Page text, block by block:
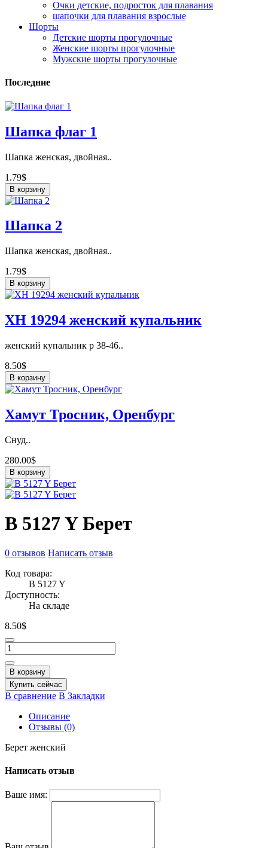
Очки детские, подросток для плавания
шапочки для плавания взрослые
Шорты
Детские шорты прогулочные
Женские шорты прогулочные
Мужские шорты прогулочные
Последние
Шапка флаг 1
Шапка женская, двойная..
1.79$
В корзину
Шапка 2
Шапка женская, двойная..
1.79$
В корзину
ХН 19294 женский купальник
женский купальник р 38-46..
8.50$
В корзину
Хамут Тросник, Оренбург
Снуд..
280.00$
В корзину
B 5127 Y Берет
0 отзывов Написать отзыв
Код товара:
B 5127 Y
Доступность:
На складе
8.50$
В корзину
Купить сейчас
В сравнение В Закладки
Описание
Отзывы (0)
Берет женский
Написать отзыв
Ваше имя: